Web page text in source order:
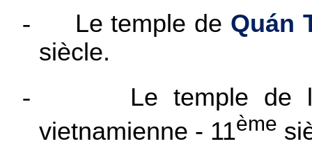
-
Le temple de Quán
siècle.
-
Le temple de
vietnamienne - 11ème